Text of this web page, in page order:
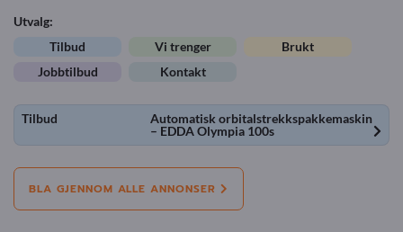
Utvalg:
Tilbud
Vi trenger
Brukt
Jobbtilbud
Kontakt
Tilbud
Automatisk orbitalstrekkspakkemaskin
– EDDA Olympia 100s
BLA GJENNOM ALLE ANNONSER